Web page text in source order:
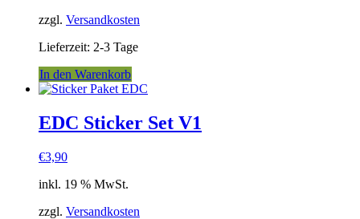
zzgl. Versandkosten
Lieferzeit: 2-3 Tage
In den Warenkorb
EDC Sticker Set V1
€3,90
inkl. 19 % MwSt.
zzgl. Versandkosten